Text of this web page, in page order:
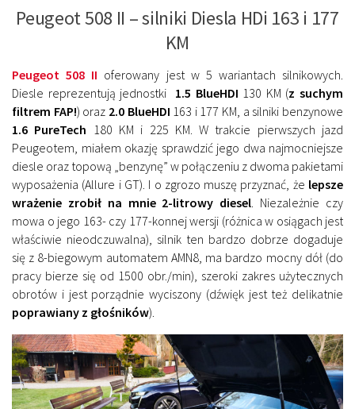
Peugeot 508 II – silniki Diesla HDi 163 i 177
KM
Peugeot 508 II oferowany jest w 5 wariantach silnikowych.
Diesle reprezentują jednostki 1.5 BlueHDI 130 KM (z suchym
filtrem FAP!) oraz 2.0 BlueHDI 163 i 177 KM, a silniki benzynowe
1.6 PureTech 180 KM i 225 KM. W trakcie pierwszych jazd
Peugeotem, miałem okazję sprawdzić jego dwa najmocniejsze
diesle oraz topową „benzynę” w połączeniu z dwoma pakietami
wyposażenia (Allure i GT). I o zgrozo muszę przyznać, że lepsze
wrażenie zrobił na mnie 2-litrowy diesel . Niezależnie czy
mowa o jego 163- czy 177-konnej wersji (różnica w osiągach jest
właściwie nieodczuwalna), silnik ten bardzo dobrze dogaduje
się z 8-biegowym automatem AMN8, ma bardzo mocny dół (do
pracy bierze się od 1500 obr./min), szeroki zakres użytecznych
obrotów i jest porządnie wyciszony (dźwięk jest też delikatnie
poprawiany z głośników).